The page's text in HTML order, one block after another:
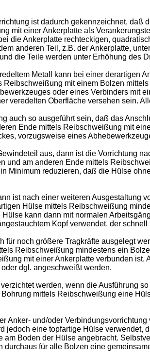
ist dadurch gekennzeichnet,
mit einer Ankerplatte als
die Ankerplatte rechteckigen,
anderen Teil, z.B. der Ankerplatte,
die Teile werden unter Erhöhung des
Metall kann bei einer derartigen
mit einem Bolzen
oder eines Verbinders mit
veredelten Oberfläche versehen sein.
auch so ausgeführt sein, daß das
Ende mittels Reibschweißung mit
vorzugsweise eines
aus, dann ist die Vorrichtung
und am anderen Ende mittels
Minimum reduzieren, daß die Hülse
ist nach einer weiteren Ausgestaltung
Hülse mittels Reibschweißung
kann dann mit normalen
Kopf verwendet, der
für noch größere Tragkräfte ausgelegt
Reibschweißung mindestens ein
mit einer Ankerplatte verbunden
dgl. angeschweißt werden.
werden, wenn die Ausführung
mittels Reibschweißung eine
Anker- und/oder
jedoch eine topfartige Hülse
Boden der Hülse angebracht.
für alle Bolzen eine